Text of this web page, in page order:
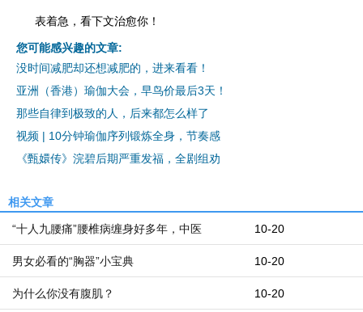
表着急，看下文治愈你！
您可能感兴趣的文章:
没时间减肥却还想减肥的，进来看看！
亚洲（香港）瑜伽大会，早鸟价最后3天！
那些自律到极致的人，后来都怎么样了
视频 | 10分钟瑜伽序列锻炼全身，节奏感
《甄嬛传》浣碧后期严重发福，全剧组劝
相关文章
10-20
“十人九腰痛”腰椎病缠身好多年，中医
10-20
男女必看的“胸器”小宝典
10-20
为什么你没有腹肌？